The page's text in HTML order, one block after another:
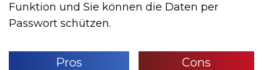
Funktion und Sie können die Daten per
Passwort schützen.
Pros Cons